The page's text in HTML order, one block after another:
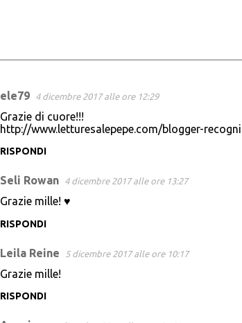
ele79 4 dicembre 2017 alle ore 12:29
Grazie di cuore!!!
http://www.letturesalepepe.com/blogger-
RISPONDI
Seli Rowan 4 dicembre 2017 alle ore 13:27
Grazie mille! ♥
RISPONDI
Leila Reine 5 dicembre 2017 alle ore 10:17
Grazie mille!
RISPONDI